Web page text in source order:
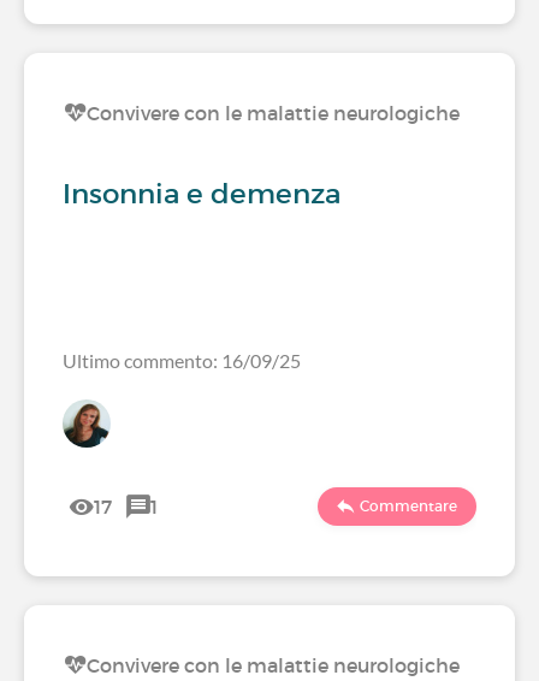
Convivere con le malattie neurologiche
Insonnia e demenza
Ultimo commento: 16/09/25
17 1 Commentare
Convivere con le malattie neurologiche